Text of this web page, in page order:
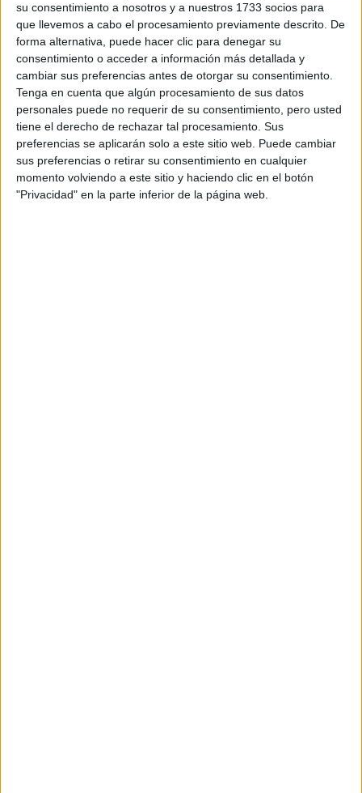
su consentimiento a nosotros y a nuestros 1733 socios para
que llevemos a cabo el procesamiento previamente descrito. De
forma alternativa, puede hacer clic para denegar su
consentimiento o acceder a información más detallada y
cambiar sus preferencias antes de otorgar su consentimiento.
Tenga en cuenta que algún procesamiento de sus datos
personales puede no requerir de su consentimiento, pero usted
tiene el derecho de rechazar tal procesamiento. Sus
preferencias se aplicarán solo a este sitio web. Puede cambiar
sus preferencias o retirar su consentimiento en cualquier
momento volviendo a este sitio y haciendo clic en el botón
"Privacidad" en la parte inferior de la página web.
Accedé a los beneficios para suscriptores
Contenidos exclusivos
Sorteos
Descuentos en publicaciones
Participación en los eventos organizados por